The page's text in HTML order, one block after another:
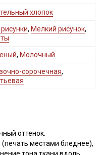
хлопок
, Мелкий рисунок,
, Молочный
сорочечная,
оттенок.
(печать местами бледнее),